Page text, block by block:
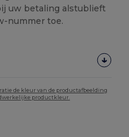
uw betaling alstublieft
nummer toe.
de kleur van de productafbeelding
productkleur.